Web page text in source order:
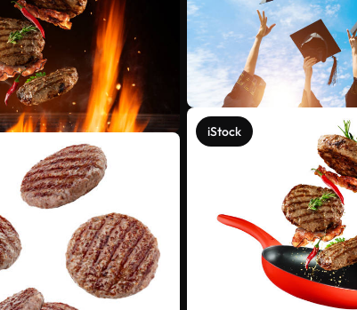
iStock